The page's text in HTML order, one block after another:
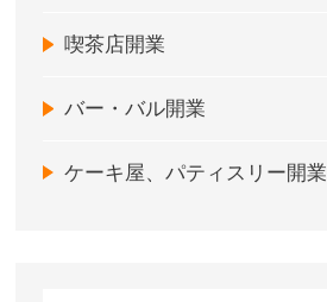
喫茶店開業
バー・バル開業
ケーキ屋、パティスリー開業